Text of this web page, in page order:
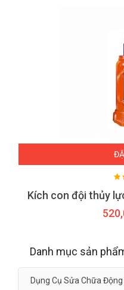
Danh mục sản
Dụng Cụ Sửa Chữa Động